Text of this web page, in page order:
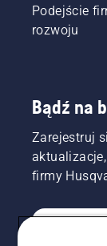
Podejście
rozwoju
Bądź na
Zarejestruj
firmy